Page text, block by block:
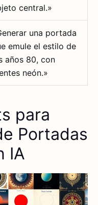
central.»
una portada
emule el estilo de
años 80, con
neón.»
para
Portadas
IA